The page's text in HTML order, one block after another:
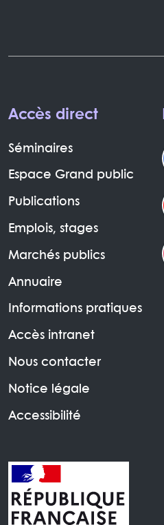
Accès direct
Séminaires
Espace Grand public
Publications
Emplois, stages
Marchés publics
Annuaire
Informations pratiques
Accès intranet
Nous contacter
Notice légale
Accessibilité